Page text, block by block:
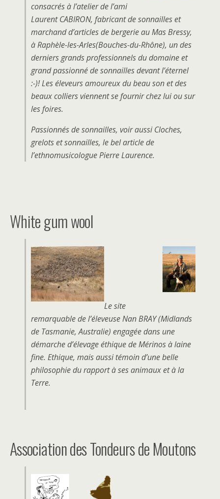
consacrés à l’atelier de l’ami
Laurent CABIRON, fabricant de sonnailles et
marchand d’articles de bergerie au Mas Bressy,
à Raphèle-les-Arles(Bouches-du-Rhône), un des
derniers grands professionnels du domaine et
grand passionné de sonnailles devant l’éternel
:-)! Les éleveurs amoureux du beau son et des
beaux colliers viennent se fournir chez lui ou sur
les foires.
Passionnés de sonnailles, voir aussi Cloches,
grelots et sonnailles, le bel article de
l’ethnomusicologue Pierre Laurence.
White gum wool
Le site
remarquable de l’éleveuse Nan BRAY (Midlands
de Tasmanie, Australie) engagée dans une
démarche d’élevage éthique de Mérinos à laine
fine. Ethique, mais aussi témoin d’une belle
philosophie du rapport à ses animaux et à la
Terre.
Association des Tondeurs de Moutons